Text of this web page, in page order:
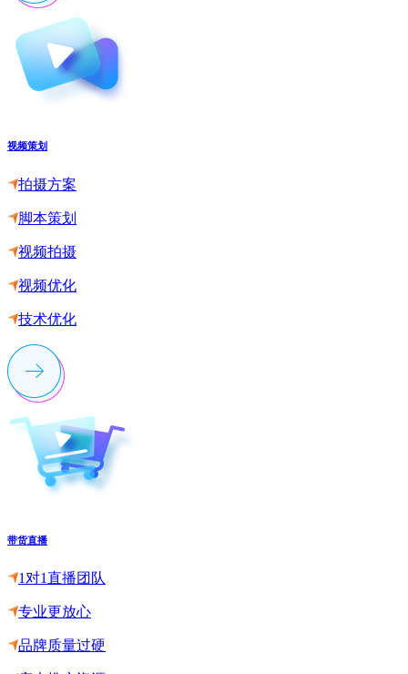
视频策划
拍摄方案
脚本策划
视频拍摄
视频优化
技术优化
带货直播
1对1直播团队
专业更放心
品牌质量过硬